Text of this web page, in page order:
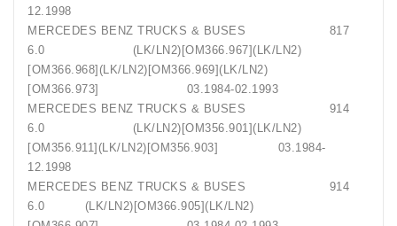
12.1998
MERCEDES BENZ TRUCKS & BUSES 817
6.0 (LK/LN2)[OM366.967](LK/LN2)
[OM366.968](LK/LN2)[OM366.969](LK/LN2)
[OM366.973] 03.1984-02.1993
MERCEDES BENZ TRUCKS & BUSES 914
6.0 (LK/LN2)[OM356.901](LK/LN2)
[OM356.911](LK/LN2)[OM356.903] 03.1984-
12.1998
MERCEDES BENZ TRUCKS & BUSES 914
6.0 (LK/LN2)[OM366.905](LK/LN2)